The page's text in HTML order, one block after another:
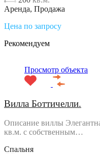
Аренда, Продажа
Цена по запросу
Рекомендуем
Просмотр объекта
Вилла Боттичелли.
Описание виллы
кв.м. с собственным…
Спальня